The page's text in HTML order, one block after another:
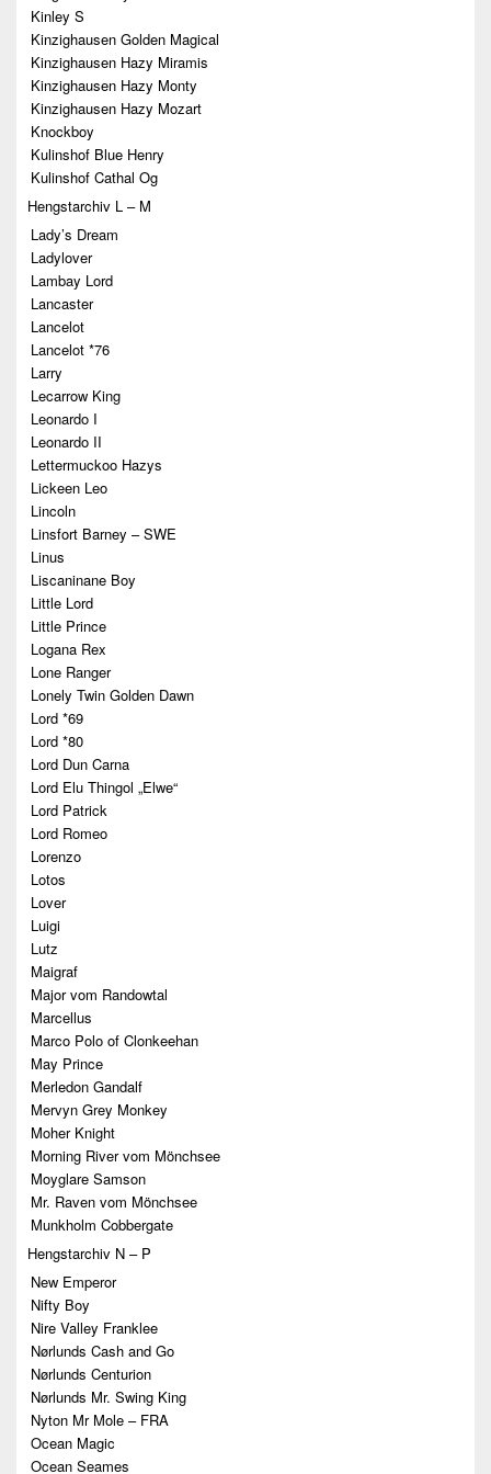
Kinley S
Kinzighausen Golden Magical
Kinzighausen Hazy Miramis
Kinzighausen Hazy Monty
Kinzighausen Hazy Mozart
Knockboy
Kulinshof Blue Henry
Kulinshof Cathal Og
Hengstarchiv L – M
Lady’s Dream
Ladylover
Lambay Lord
Lancaster
Lancelot
Lancelot *76
Larry
Lecarrow King
Leonardo I
Leonardo II
Lettermuckoo Hazys
Lickeen Leo
Lincoln
Linsfort Barney – SWE
Linus
Liscaninane Boy
Little Lord
Little Prince
Logana Rex
Lone Ranger
Lonely Twin Golden Dawn
Lord *69
Lord *80
Lord Dun Carna
Lord Elu Thingol „Elwe“
Lord Patrick
Lord Romeo
Lorenzo
Lotos
Lover
Luigi
Lutz
Maigraf
Major vom Randowtal
Marcellus
Marco Polo of Clonkeehan
May Prince
Merledon Gandalf
Mervyn Grey Monkey
Moher Knight
Morning River vom Mönchsee
Moyglare Samson
Mr. Raven vom Mönchsee
Munkholm Cobbergate
Hengstarchiv N – P
New Emperor
Nifty Boy
Nire Valley Franklee
Nørlunds Cash and Go
Nørlunds Centurion
Nørlunds Mr. Swing King
Nyton Mr Mole – FRA
Ocean Magic
Ocean Seames